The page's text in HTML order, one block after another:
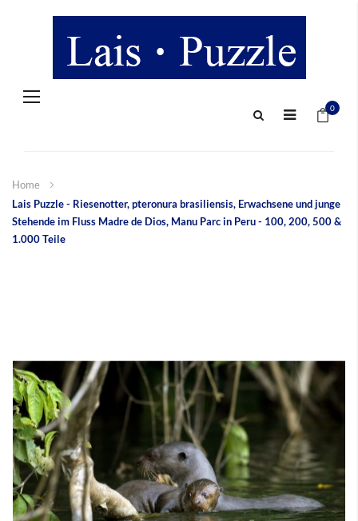
Navigation
0
Home
Lais Puzzle - Riesenotter, pteronura brasiliensis, Erwachsene und junge
Stehende im Fluss Madre de Dios, Manu Parc in Peru - 100, 200, 500 &
1.000 Teile